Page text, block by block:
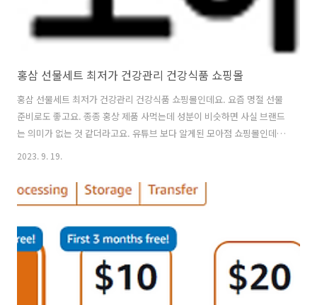
홍삼 선물세트 최저가 건강관리 건강식품 쇼핑몰
홍삼 선물세트 최저가 건강관리 건강식품 쇼핑몰인데요. 요즘 명절 선물
준비로도 좋고요. 종종 홍상 제품 사먹는데 성분이 비슷하면 사실 브랜드
는 의미가 없는 것 같더라고요. 유튜브 보다 알게된 모아점 쇼핑몰인데요
저렴한 것 같아서 메모해둡니다. 부모님 드릴려고 정관장 제품으로 하나
식도염 때문에 고생인데요. 거기서 파는 쿠션이 맘에 들더라고요 좀 더
고민해보고 구매해겠습니다. 모아점
2023. 9. 19.